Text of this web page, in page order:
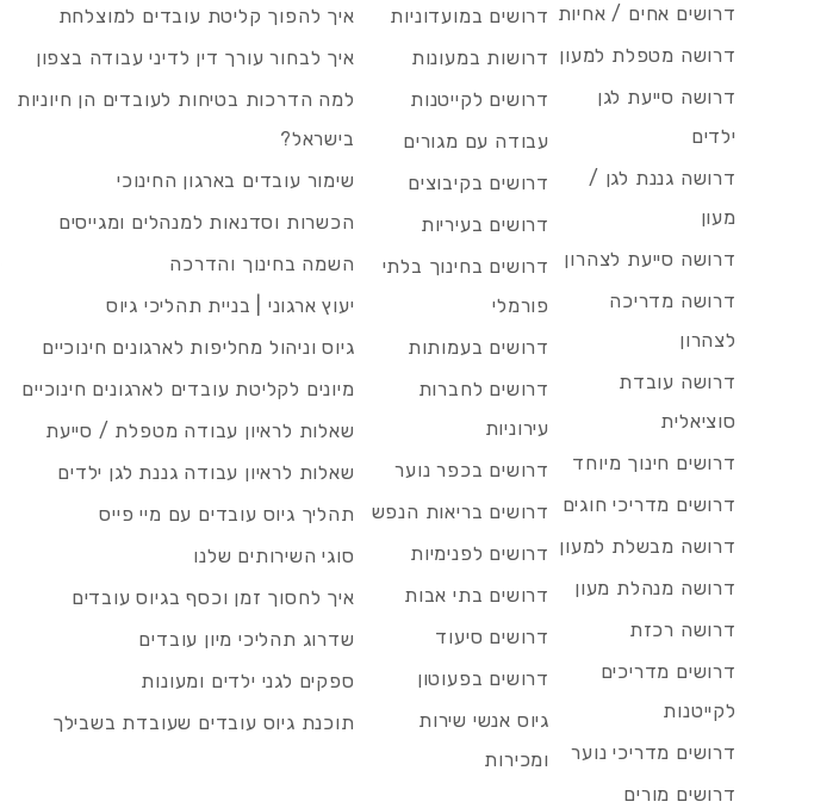
דרושים אחים / אחיות
דרושה מטפלת למעון
דרושה סייעת לגן
ילדים
דרושה גננת לגן /
מעון
דרושה סייעת לצהרון
דרושה מדריכה
לצהרון
דרושה עובדת
סוציאלית
דרושים חינוך מיוחד
דרושים מדריכי חוגים
דרושה מבשלת למעון
דרושה מנהלת מעון
דרושה רכזת
דרושים מדריכים
לקייטנות
דרושים מדריכי נוער
דרושים מורים
דרושים במועדוניות
דרושות במעונות
דרושים לקייטנות
עבודה עם מגורים
דרושים בקיבוצים
דרושים בעיריות
דרושים בחינוך בלתי
פורמלי
דרושים בעמותות
דרושים לחברות
עירוניות
דרושים בכפר נוער
דרושים בריאות הנפש
דרושים לפנימיות
דרושים בתי אבות
דרושים סיעוד
דרושים בפעוטון
גיוס אנשי שירות
ומכירות
איך להפוך קליטת עובדים למוצלחת
איך לבחור עורך דין לדיני עבודה בצפון
למה הדרכות בטיחות לעובדים הן חיוניות
בישראל?
שימור עובדים בארגון החינוכי
הכשרות וסדנאות למנהלים ומגייסים
השמה בחינוך והדרכה
יעוץ ארגוני | בניית תהליכי גיוס
גיוס וניהול מחליפות לארגונים חינוכיים
מיונים לקליטת עובדים לארגונים חינוכיים
שאלות לראיון עבודה מטפלת / סייעת
שאלות לראיון עבודה גננת לגן ילדים
תהליך גיוס עובדים עם מיי פייס
סוגי השירותים שלנו
איך לחסוך זמן וכסף בגיוס עובדים
שדרוג תהליכי מיון עובדים
ספקים לגני ילדים ומעונות
תוכנת גיוס עובדים שעובדת בשבילך